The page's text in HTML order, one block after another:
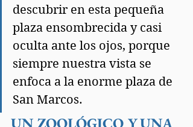
descubrir en esta pequeña
plaza ensombrecida y casi
oculta ante los ojos, porque
siempre nuestra vista se
enfoca a la enorme plaza de
San Marcos.